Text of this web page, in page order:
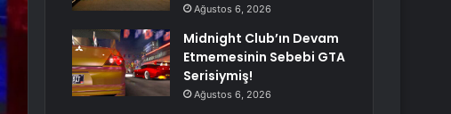
Ağustos 6, 2026
Midnight Club’ın Devam
Etmemesinin Sebebi GTA
Serisiymiş!
Ağustos 6, 2026